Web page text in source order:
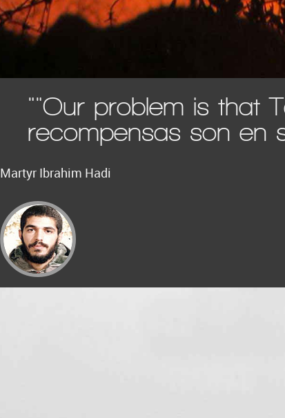
""Our problem is that
recompensas son en
Martyr Ibrahim Hadi